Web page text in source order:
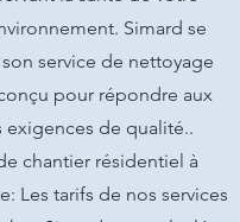
Simard se
service de nettoyage
pour répondre aux
exigences de qualité..
chantier résidentiel à
Les tarifs de nos services